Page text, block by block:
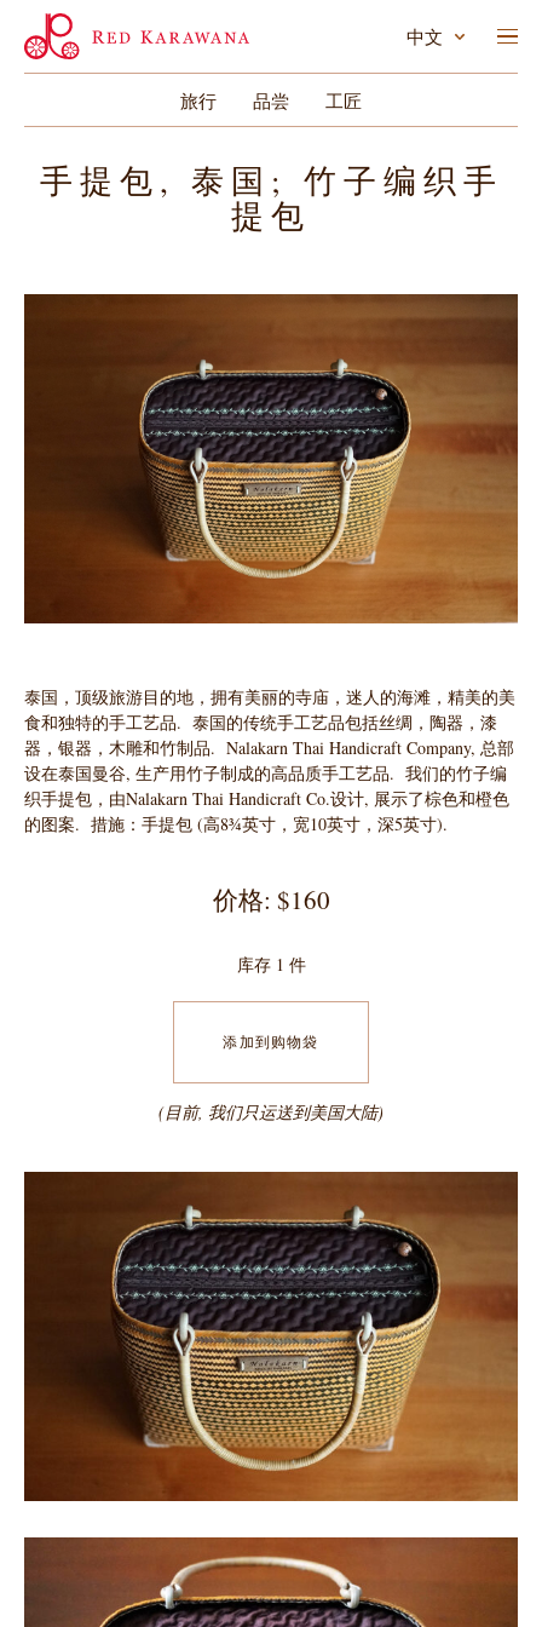
旅行 品尝 工匠
中文
手提包, 泰国; 竹子编织手
提包
泰国，顶级旅游目的地，拥有美丽的寺庙，迷人的海滩，精美的美
食和独特的手工艺品. 泰国的传统手工艺品包括丝绸，陶器，漆
器，银器，木雕和竹制品. Nalakarn Thai Handicraft Company, 总部
设在泰国曼谷, 生产用竹子制成的高品质手工艺品. 我们的竹子编
织手提包，由Nalakarn Thai Handicraft Co.设计, 展示了棕色和橙色
的图案. 措施：手提包 (高8¾英寸，宽10英寸，深5英寸).
价格: $160
库存 1 件
添加到购物袋
(目前, 我们只运送到美国大陆)